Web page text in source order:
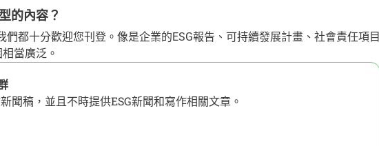
的內容？
們都十分歡迎您刊登。像是企業的ESG報告、可持續發展計畫、社會責任項目
當廣泛。
聞稿，並且不時提供ESG新聞和寫作相關文章。